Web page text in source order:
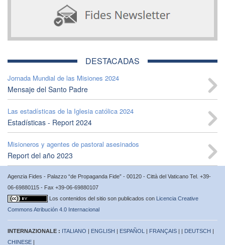
DESTACADAS
Jornada Mundial de las Misiones 2024
Mensaje del Santo Padre
Las estadísticas de la Iglesia católica 2024
Estadísticas - Report 2024
Misioneros y agentes de pastoral asesinados
Report del año 2023
Agenzia Fides - Palazzo “de Propaganda Fide” - 00120 - Città del Vaticano Tel. +39-
06-69880115 - Fax +39-06-69880107
Los contenidos del sitio son publicados con Licencia Creative
Commons Atribución 4.0 Internacional
INTERNAZIONALE : ITALIANO | ENGLISH | ESPAÑOL | FRANÇAIS | | DEUTSCH |
CHINESE |